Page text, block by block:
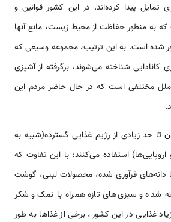
تمایل پیدا کرده‌اند. در این کشور قوانین و
به منظور حفاظت از محیط زیست، مانع آنها
شده است. به این ترتیب، مجموعه وسیعی که
کانادایی شناخته می‌شوند، برگرفته از آشپزی
و ملل مختلفی است که در حال حاضر مردم این
تا حد زیادی از رژیم غذایی گسترده(شبیه به
استفاده می‌کنند؛ با این تفاوت که
دانه‌‌های فرآوری شده، محصولات لبنی، گوشت
شده و سبزی‌های تازه همراه با نمک و شکر
غذایی در این کشور، برخی از غذاها به طور